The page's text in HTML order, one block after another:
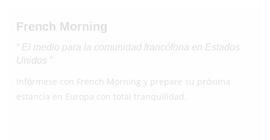
French Morning
“ El medio para la comunidad francófona en Estados
Unidos ”
Infórmese con French Morning y prepare su próxima
estancia en Europa con total tranquilidad.